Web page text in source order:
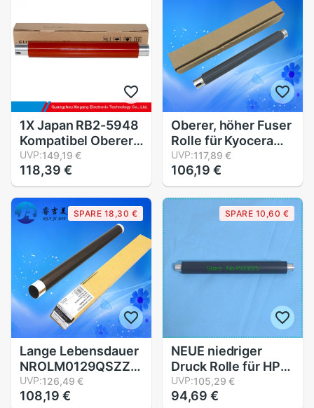
MFC8840
DCP8080
1X Japan RB2-5948
Kompatibel Oberer,
höher Fuser Rolle
Heizung Rolle
Ersatz für HP
LaserJet LJ 9000
9040 9050
9000DN 9000HNS
UVP:149,19 €
118,39 €
Oberer, höher Fuser
Rolle für Kyocera
FS2100DN 2100D
2100 M3040dn
M3540dn Wärme
Rolle
UVP:117,89 €
106,19 €
SPARE 18,30 €
Lange Lebensdauer
NROLM0129QSZZ
Oberer, höher Fuser
Rolle für Scharf
UVP:126,49 €
108,19 €
SPARE 10,60 €
NEUE niedriger
Druck Rolle für HP
9000 9040 9050
RB2-5921-000
UVP:105,29 €
94,69 €